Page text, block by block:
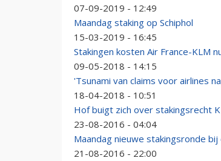
07-09-2019 - 12:49
Maandag staking op Schiphol
15-03-2019 - 16:45
Stakingen kosten Air France-KLM
09-05-2018 - 14:15
'Tsunami van claims voor airlines
18-04-2018 - 10:51
Hof buigt zich over stakingsrecht
23-08-2016 - 04:04
Maandag nieuwe stakingsronde bij
21-08-2016 - 22:00